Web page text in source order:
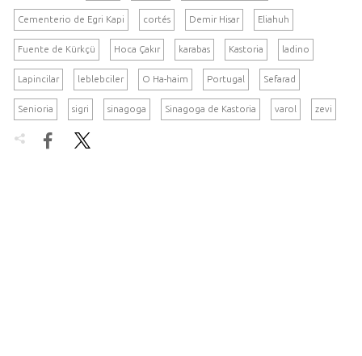
Cementerio de Egri Kapi cortés Demir Hisar Eliahuh
Fuente de Kürkçü Hoca Çakır karabas Kastoria ladino
Lapincilar leblebciler O Ha-haim Portugal Sefarad
Senioria sigri sinagoga Sinagoga de Kastoria varol zevi
 